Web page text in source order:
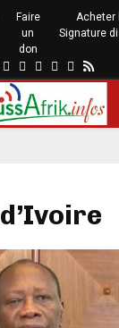
Faire
un
don
Acheter
Signature